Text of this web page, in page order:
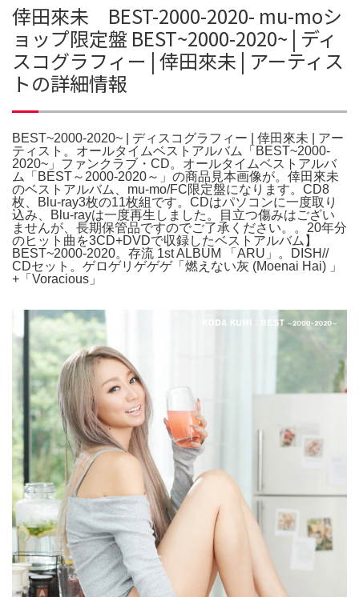
倖田來未 BEST-2000-2020- mu-moシ
ョップ限定盤 BEST~2000-2020~ | ディ
スコグラフィー | 倖田來未 | アーティス
トの詳細情報
BEST~2000-2020~ | ディスコグラフィー | 倖田來未 | アー
ティスト。オールタイムベストアルバム「BEST~2000-
2020~」ファンクラブ・CD。オールタイムベストアルバ
ム「BEST～2000-2020～」の商品見本画像が。倖田來未
のベストアルバム、mu-mo/FC限定盤になります。CD8
枚、Blu-ray3枚の11枚組です。CDはパソコンに一度取り
込み、Blu-rayは一度再生しました。目立つ傷みはござい
ませんが、長期保管品ですのでご了承ください。。20年分
のヒット曲を3CD+DVDで収録したベストアルバム】
BEST~2000-2020。存流 1st ALBUM 「ARU」。DISH//
CDセット。ゲロゲリゲゲゲ「燃えない灰 (Moenai Hai) 」
+「Voracious」